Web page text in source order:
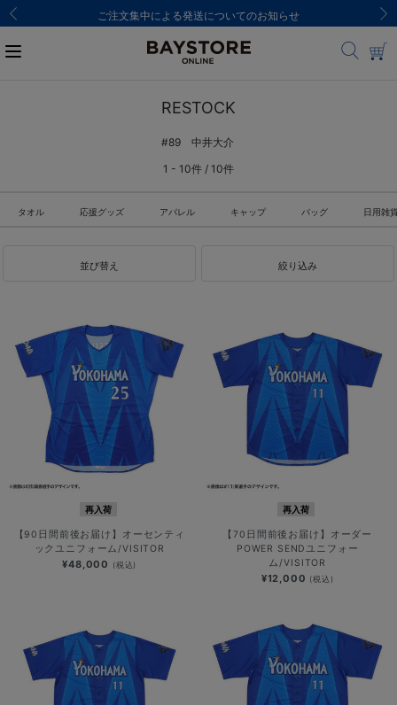
ご注文集中による発送についてのお知らせ
RESTOCK
#89 中井大介
1 - 10件 / 10件
タオル 応援グッズ アパレル キャップ バッグ 日用雑
並び替え 絞り込み
再入荷
【90日間前後お届け】オーセンティ
ックユニフォーム/VISITOR
¥48,000 (税込)
再入荷
【70日間前後お届け】オーダー
POWER SENDユニフォー
ム/VISITOR
¥12,000 (税込)